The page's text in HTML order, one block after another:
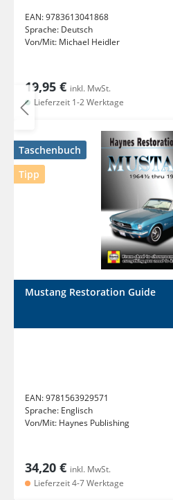
EAN:9783613041868
Sprache: Deutsch
Von/Mit: Michael Heidler
19,95 € inkl. MwSt.
Lieferzeit 1-2 Werktage
Taschenbuch
Tipp
Mustang Restoration Guide
EAN:9781563929571
Sprache: Englisch
Von/Mit: Haynes Publishing
34,20 € inkl. MwSt.
Lieferzeit 4-7 Werktage